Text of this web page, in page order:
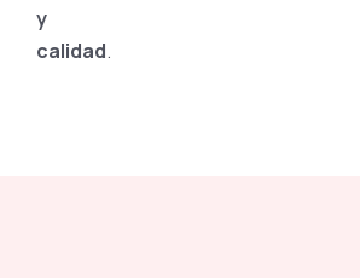
y
calidad.